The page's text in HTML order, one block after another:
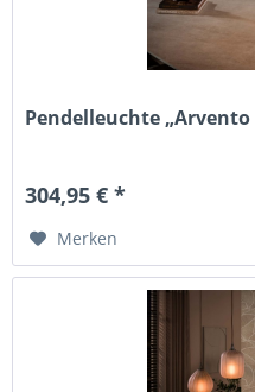
Pendelleuchte „Arvento
304,95 € *
Merken